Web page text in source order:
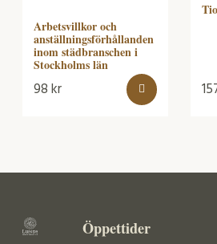
Arbetsvillkor och
anställningsförhållanden
inom städbranschen i
Stockholms län
98kr
Öppettider